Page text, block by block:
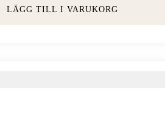
LÄGG TILL I VARUKORG